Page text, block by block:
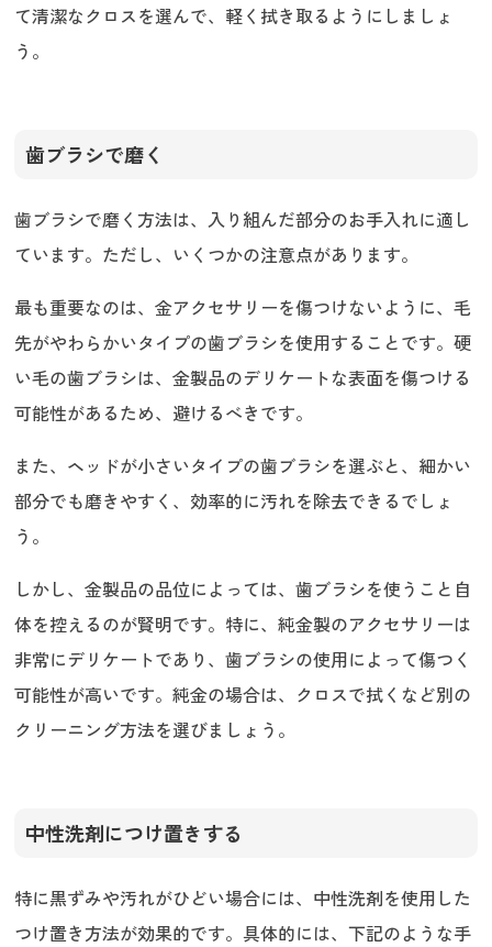
て清潔なクロスを選んで、軽く拭き取るようにしましょ
う。
歯ブラシで磨く
歯ブラシで磨く方法は、入り組んだ部分のお手入れに適し
ています。ただし、いくつかの注意点があります。
最も重要なのは、金アクセサリーを傷つけないように、毛
先がやわらかいタイプの歯ブラシを使用することです。硬
い毛の歯ブラシは、金製品のデリケートな表面を傷つける
可能性があるため、避けるべきです。
また、ヘッドが小さいタイプの歯ブラシを選ぶと、細かい
部分でも磨きやすく、効率的に汚れを除去できるでしょ
う。
しかし、金製品の品位によっては、歯ブラシを使うこと自
体を控えるのが賢明です。特に、純金製のアクセサリーは
非常にデリケートであり、歯ブラシの使用によって傷つく
可能性が高いです。純金の場合は、クロスで拭くなど別の
クリーニング方法を選びましょう。
中性洗剤につけ置きする
特に黒ずみや汚れがひどい場合には、中性洗剤を使用した
つけ置き方法が効果的です。具体的には、下記のような手